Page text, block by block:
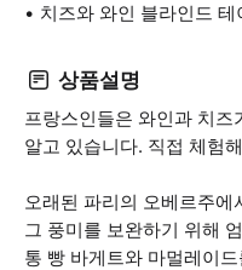
치즈와 와인 블라인드 테
상품설명
프랑스인들은 와인과 치
알고 있습니다. 직접 체험
오래된 파리의 오베르주
그 풍미를 보완하기 위해
통 빵 바게트와 마멀레이